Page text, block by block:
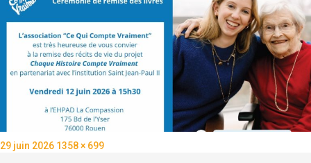
Publié
29 juin 2026 Taille
1358 × 699